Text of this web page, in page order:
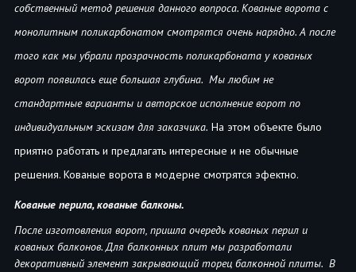
собственный метод решения данного вопроса. Кованые ворота с
монолитным поликарбонатом смотрятся очень нарядно. А после
того как мы убрали прозрачность поликарбоната у кованых
ворот появилась еще большая глубина. Мы любим не
стандартные варианты и авторское исполнение ворот по
индивидуальным эскизам для заказчика. На этом объекте было
приятно работать и предлагать интересные и не обычные
решения. Кованые ворота в модерне смотрятся эфектно.
Кованые перила, кованые балконы.
После изготовления ворот, пришла очередь кованых перил и
кованых балконов. Для балконных плит мы разработали
декоративный элемент закрывающий торец балконной плиты. В